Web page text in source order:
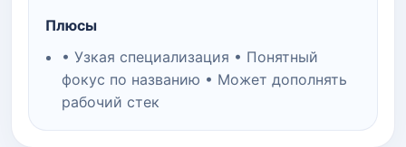
Плюсы
• Узкая специализация • Понятный
фокус по названию • Может дополнять
рабочий стек